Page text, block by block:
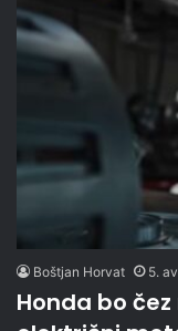
Boštjan Horvat 5.
Honda bo